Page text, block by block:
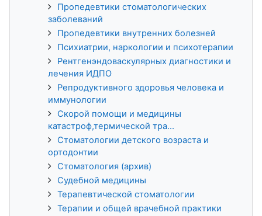
Пропедевтики стоматологических
заболеваний
Пропедевтики внутренних болезней
Психиатрии, наркологии и психотерапии
Рентгенэндоваскулярных диагностики и
лечения ИДПО
Репродуктивного здоровья человека и
иммунологии
Скорой помощи и медицины
катастроф,термической тра...
Стоматологии детского возраста и
ортодонтии
Стоматология (архив)
Судебной медицины
Терапевтической стоматологии
Терапии и общей врачебной практики